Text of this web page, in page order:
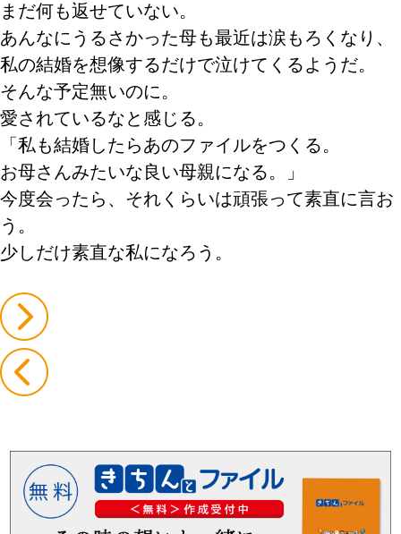
まだ何も返せていない。
あんなにうるさかった母も最近は涙もろくなり、
私の結婚を想像するだけで泣けてくるようだ。
そんな予定無いのに。
愛されているなと感じる。
「私も結婚したらあのファイルをつくる。
お母さんみたいな良い母親になる。」
今度会ったら、それくらいは頑張って素直に言お
う。
少しだけ素直な私になろう。